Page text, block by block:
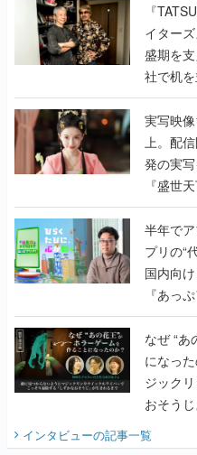
く
『
イター
盛期を
社で机
『
んだレ
実写映
上。配
発の実
『盛世
うこだ
半年でア
プリの“
国内向
『あっ
てみた
なぜ “あ
になったのか？ 敵に見
ジック
おそう
インタビューの記事一覧